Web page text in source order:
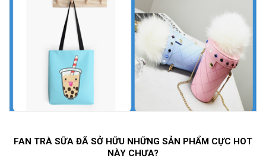
FAN TRÀ SỮA ĐÃ SỞ HỮU NHỮNG SẢN PHẨM CỰC HOT
NÀY CHƯA?